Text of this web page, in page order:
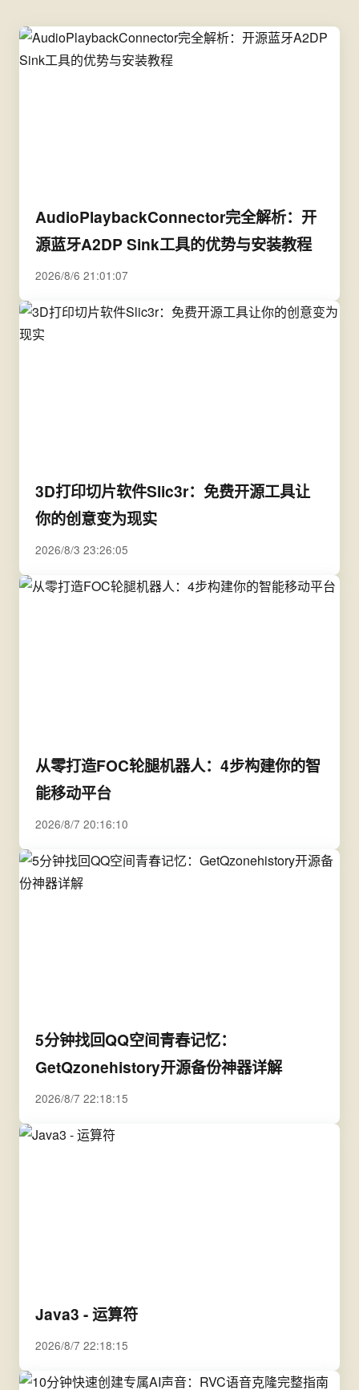
AudioPlaybackConnector完全解析：开
源蓝牙A2DP Sink工具的优势与安装教程
2026/8/6 21:01:07
3D打印切片软件Slic3r：免费开源工具让
你的创意变为现实
2026/8/3 23:26:05
从零打造FOC轮腿机器人：4步构建你的智
能移动平台
2026/8/7 20:16:10
5分钟找回QQ空间青春记忆：
GetQzonehistory开源备份神器详解
2026/8/7 22:18:15
Java3 - 运算符
2026/8/7 22:18:15